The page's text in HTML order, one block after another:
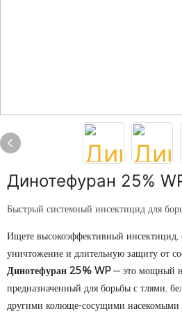
Динотефуран 25%
Быстрый системный инсектицид для
Ищете высокоэффективный
уничтожение и длительную защиту от
Динотефуран 25% WP— это мощный
предназначенный для борьбы с тлями,
другими колюще-сосущими насекомыми